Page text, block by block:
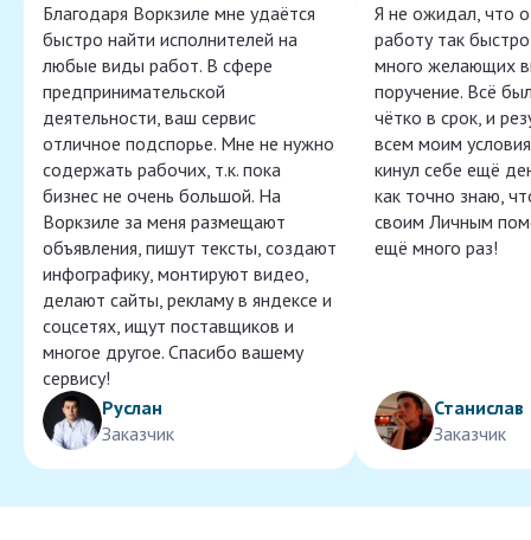
Благодаря Воркзиле мне удаётся
быстро найти исполнителей на
любые виды работ. В сфере
предпринимательской
деятельности, ваш сервис
отличное подспорье. Мне не нужно
содержать рабочих, т.к. пока
бизнес не очень большой. На
Воркзиле за меня размещают
объявления, пишут тексты, создают
инфографику, монтируют видео,
делают сайты, рекламу в яндексе и
соцсетях, ищут поставщиков и
многое другое. Спасибо вашему
сервису!
Руслан
Заказчик
Я не ожидал, что
работу так
много желающих
поручение. Всё
чётко в срок, и
всем моим
кинул себе ещё
как точно знаю,
своим Личным
ещё много раз!
Станислав
Заказчик